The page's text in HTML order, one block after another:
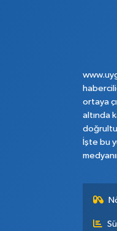
ortaya
altında
İşte bu